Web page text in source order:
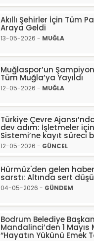
Akıllı Şehirler İçin Tüm
Araya Geldi
13-05-2026 - MUĞLA
Muğlaspor’un
Tüm Muğla’ya Yayıldı
12-05-2026 - MUĞLA
Türkiye Çevre
dev adım: İşletmeler
Sistemi’ne kayıt süreci
12-05-2026 - GÜNCEL
Hürmüz'den gelen
sarstı: Altında sert
04-05-2026 - GÜNDEM
Bodrum Belediye
Mandalinci’den 1 Mayıs
“Hayatın Yükünü Emek